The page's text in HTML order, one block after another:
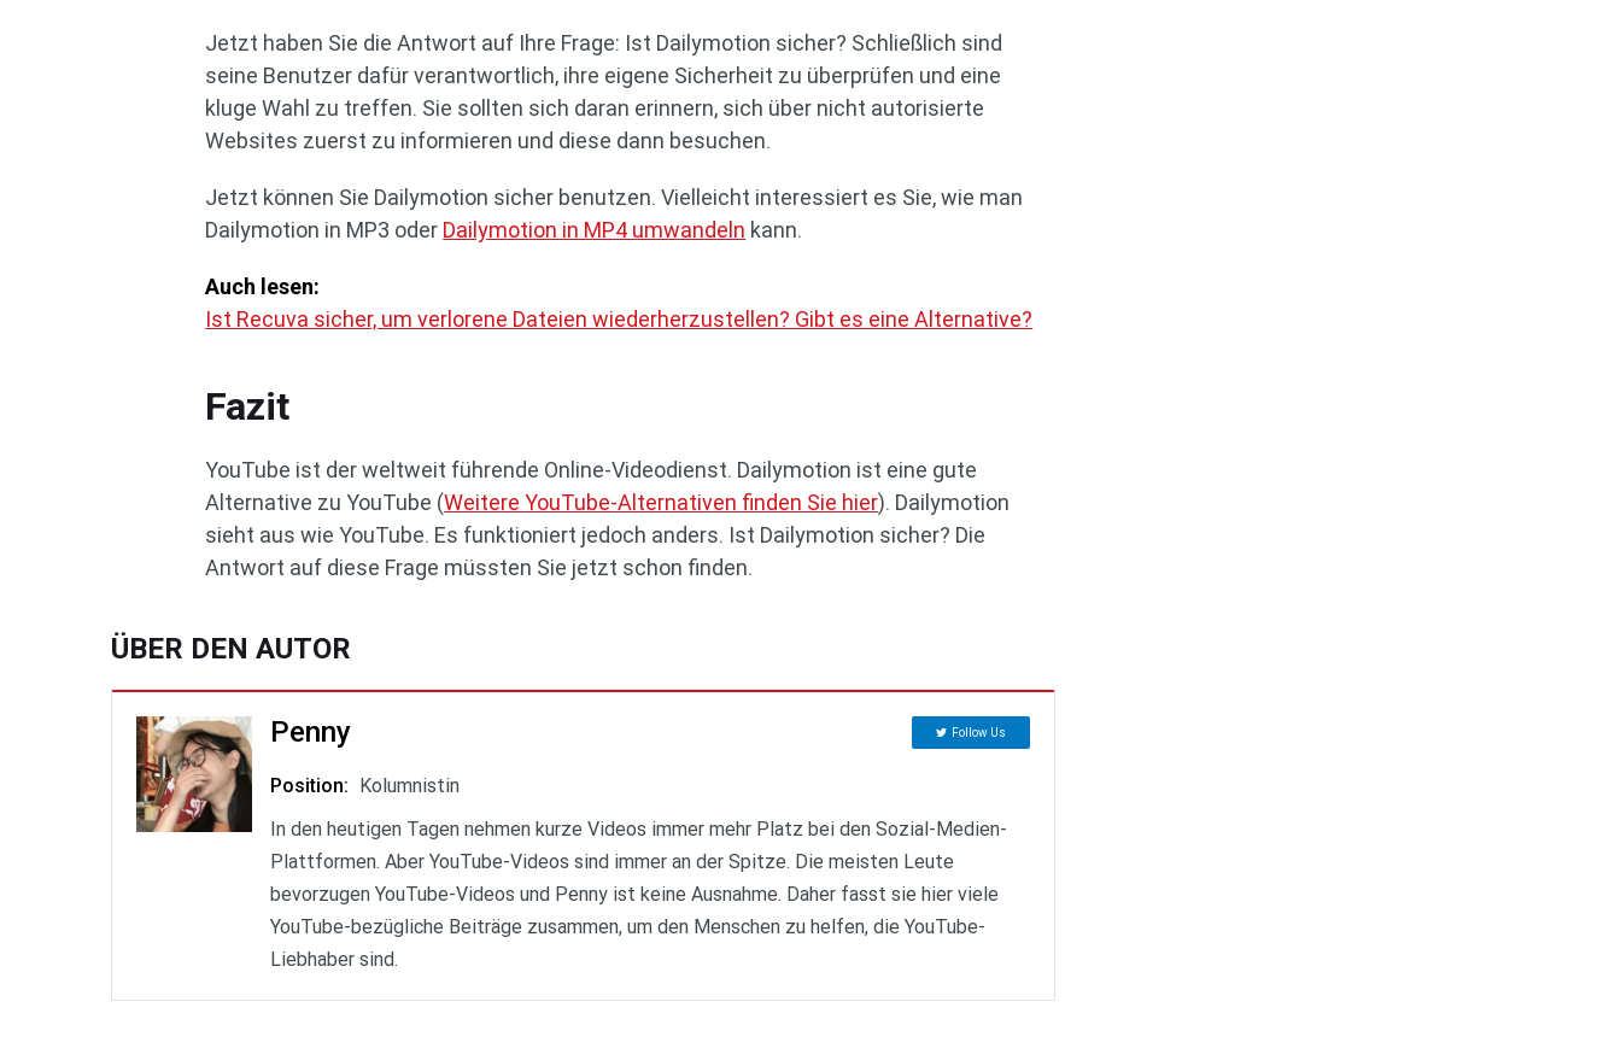
Jetzt haben Sie die Antwort auf Ihre Frage: Ist Dailymotion sicher? Schließlich sind
seine Benutzer dafür verantwortlich, ihre eigene Sicherheit zu überprüfen und eine
kluge Wahl zu treffen. Sie sollten sich daran erinnern, sich über nicht autorisierte
Websites zuerst zu informieren und diese dann besuchen.
Jetzt können Sie Dailymotion sicher benutzen. Vielleicht interessiert es Sie, wie man
Dailymotion in MP3 oder Dailymotion in MP4 umwandeln kann.
Auch lesen:
Ist Recuva sicher, um verlorene Dateien wiederherzustellen? Gibt es eine Alternative?
Fazit
YouTube ist der weltweit führende Online-Videodienst. Dailymotion ist eine gute
Alternative zu YouTube (Weitere YouTube-Alternativen finden Sie hier). Dailymotion
sieht aus wie YouTube. Es funktioniert jedoch anders. Ist Dailymotion sicher? Die
Antwort auf diese Frage müssten Sie jetzt schon finden.
ÜBER DEN AUTOR
Penny Follow Us
Position: Kolumnistin
In den heutigen Tagen nehmen kurze Videos immer mehr Platz bei den Sozial-Medien-
Plattformen. Aber YouTube-Videos sind immer an der Spitze. Die meisten Leute
bevorzugen YouTube-Videos und Penny ist keine Ausnahme. Daher fasst sie hier viele
YouTube-bezügliche Beiträge zusammen, um den Menschen zu helfen, die YouTube-
Liebhaber sind.